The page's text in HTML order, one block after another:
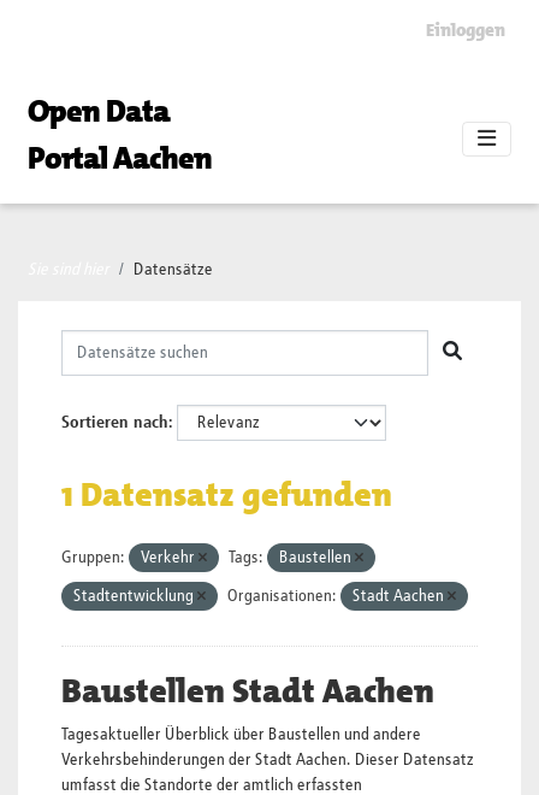
Einloggen
Open Data
Portal Aachen
Datensätze
Sortieren nach
1 Datensatz gefunden
Gruppen: Verkehr Tags: Baustellen
Stadtentwicklung Organisationen: Stadt Aachen
Baustellen Stadt Aachen
Tagesaktueller Überblick über Baustellen und andere
Verkehrsbehinderungen der Stadt Aachen. Dieser Datensatz
umfasst die Standorte der amtlich erfassten